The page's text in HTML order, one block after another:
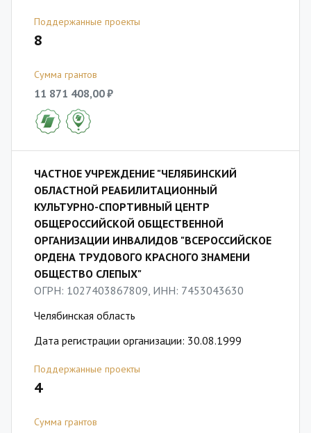
Поддержанные проекты
8
Сумма грантов
11 871 408,00 ₽
ЧАСТНОЕ УЧРЕЖДЕНИЕ "ЧЕЛЯБИНСКИЙ
ОБЛАСТНОЙ РЕАБИЛИТАЦИОННЫЙ
КУЛЬТУРНО-СПОРТИВНЫЙ ЦЕНТР
ОБЩЕРОССИЙСКОЙ ОБЩЕСТВЕННОЙ
ОРГАНИЗАЦИИ ИНВАЛИДОВ "ВСЕРОССИЙСКОЕ
ОРДЕНА ТРУДОВОГО КРАСНОГО ЗНАМЕНИ
ОБЩЕСТВО СЛЕПЫХ"
ОГРН: 1027403867809, ИНН: 7453043630
Челябинская область
Дата регистрации организации: 30.08.1999
Поддержанные проекты
4
Сумма грантов